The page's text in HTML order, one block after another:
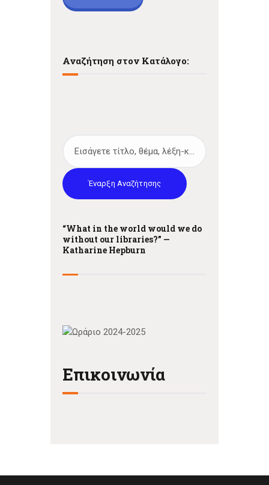
Αναζήτηση στον Κατάλογο:
Έναρξη Αναζήτησης
“What in the world would we do
without our libraries?” —
Katharine Hepburn
Επικοινωνία